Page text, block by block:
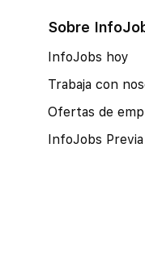
Sobre
InfoJobs hoy
Trabaja con
Ofertas de
InfoJobs Previa